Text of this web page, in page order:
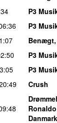
P3
P3
P3
P3
Crush